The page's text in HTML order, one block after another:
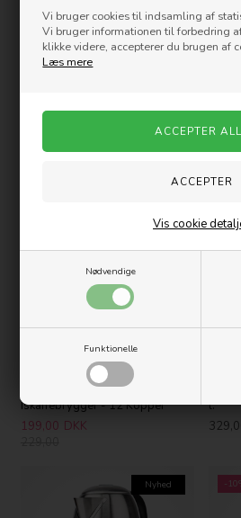
Vi bruger cookies til indsamling af
Vi bruger informationen til forbedring
klikke videre, accepterer du brugen af
Læs mere
Nødvendige
Funktionelle
Vis cookie
Materiale: Plastik
Farve: Dark Roast
Måske er du også
Bodum BEAN SET -
Iskaffebrygger - 12 Kopper
199,00 DKK
l.
Nyhed -